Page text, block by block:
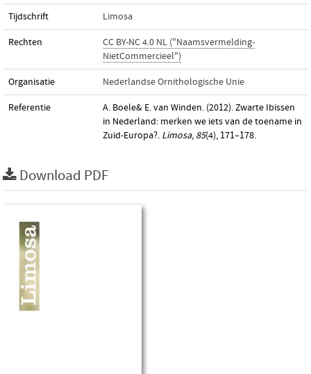
Tijdschrift Limosa
Rechten
CC BY-NC 4.0 NL ("Naamsvermelding-
NietCommercieel")
Organisatie Nederlandse Ornithologische Unie
Referentie
A. Boele& E. van Winden. (2012). Zwarte Ibissen
in Nederland: merken we iets van de toename in
Zuid-Europa?. Limosa, 85(4), 171–178.
Download PDF